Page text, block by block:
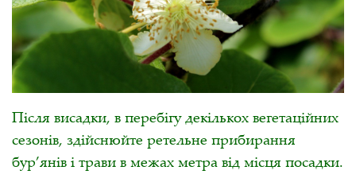
Після висадки, в перебігу декількох вегетаційних
сезонів, здійснюйте ретельне прибирання
бур’янів і трави в межах метра від місця посадки.